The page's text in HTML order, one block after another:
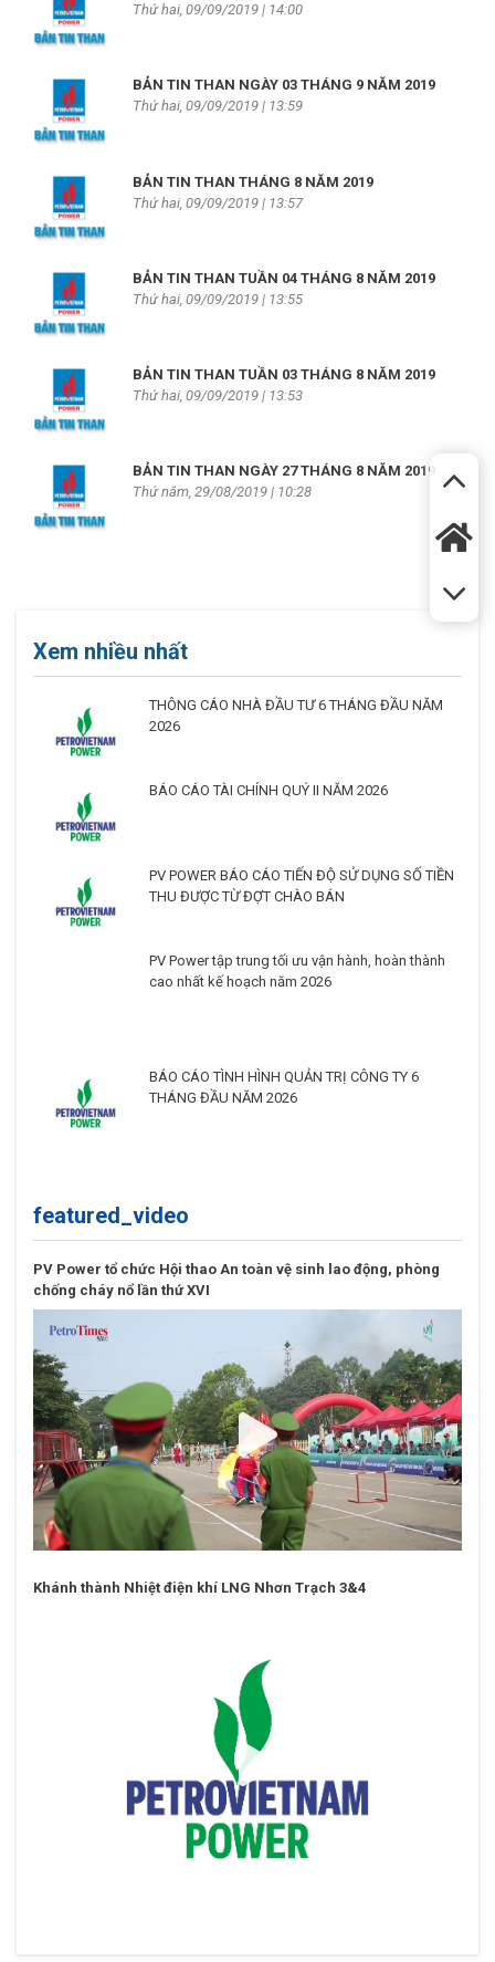
Thứ hai, 09/09/2019 | 14:00
BẢN TIN THAN NGÀY 03 THÁNG 9 NĂM 2019
Thứ hai, 09/09/2019 | 13:59
BẢN TIN THAN THÁNG 8 NĂM 2019
Thứ hai, 09/09/2019 | 13:57
BẢN TIN THAN TUẦN 04 THÁNG 8 NĂM 2019
Thứ hai, 09/09/2019 | 13:55
BẢN TIN THAN TUẦN 03 THÁNG 8 NĂM 2019
Thứ hai, 09/09/2019 | 13:53
BẢN TIN THAN NGÀY 27 THÁNG 8 NĂM 2019
Thứ năm, 29/08/2019 | 10:28
Xem nhiều nhất
THÔNG CÁO NHÀ ĐẦU TƯ 6 THÁNG ĐẦU NĂM
2026
BÁO CÁO TÀI CHÍNH QUÝ II NĂM 2026
PV POWER BÁO CÁO TIẾN ĐỘ SỬ DỤNG SỐ TIỀN
THU ĐƯỢC TỪ ĐỢT CHÀO BÁN
PV Power tập trung tối ưu vận hành, hoàn thành
cao nhất kế hoạch năm 2026
BÁO CÁO TÌNH HÌNH QUẢN TRỊ CÔNG TY 6
THÁNG ĐẦU NĂM 2026
featured_video
PV Power tổ chức Hội thao An toàn vệ sinh lao động, phòng
chống cháy nổ lần thứ XVI
Khánh thành Nhiệt điện khí LNG Nhơn Trạch 3&4